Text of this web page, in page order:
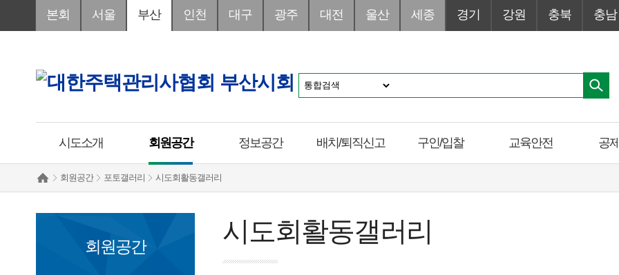
본회 서울 부산 인천 대구 광주 대전 울산 세종 경기 강원 충북 충남
시도소개 회원공간 정보공간 배치/퇴직신고 구인/입찰 교육안전 공
회원공간 포토갤러리 시도회활동갤러리
회원공간
시도회활동갤러리